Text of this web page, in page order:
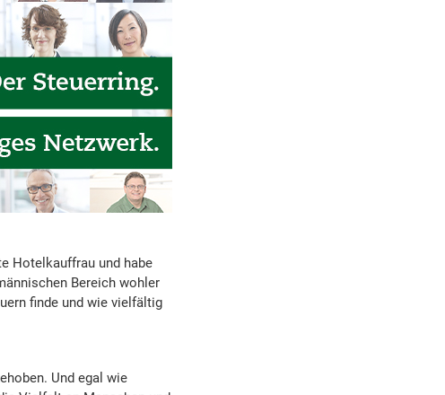
Hotelkauffrau und habe
Bereich wohler
finde und wie vielfältig
Und egal wie